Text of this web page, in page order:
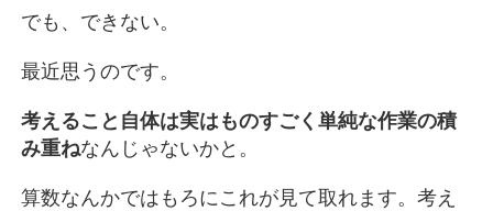
でも、できない。
最近思うのです。
考えること自体は実はものすごく単純な作業の積
み重ねなんじゃないかと。
算数なんかではもろにこれが見て取れます。考え